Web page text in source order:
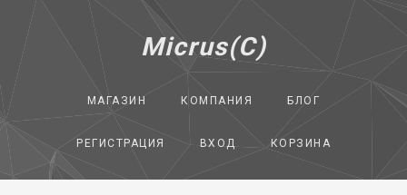
Micrus(C)
МАГАЗИН КОМПАНИЯ БЛОГ
РЕГИСТРАЦИЯ ВХОД КОРЗИНА